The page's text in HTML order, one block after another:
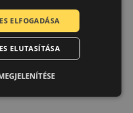
ELFOGADÁSA
ELUTASÍTÁSA